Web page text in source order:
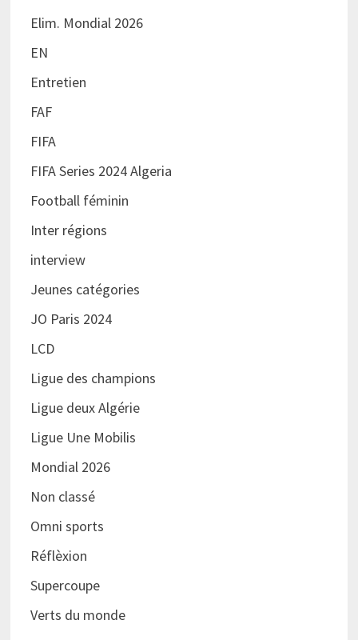
Elim. Mondial 2026
EN
Entretien
FAF
FIFA
FIFA Series 2024 Algeria
Football féminin
Inter régions
interview
Jeunes catégories
JO Paris 2024
LCD
Ligue des champions
Ligue deux Algérie
Ligue Une Mobilis
Mondial 2026
Non classé
Omni sports
Réflèxion
Supercoupe
Verts du monde